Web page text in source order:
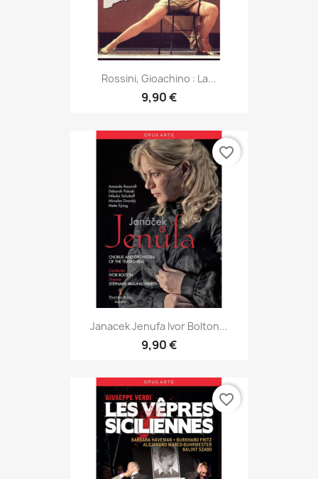
Rossini, Gioachino : La...
9,90 €
Janacek Jenufa Ivor Bolton...
9,90 €
favorite_border
favorite_border